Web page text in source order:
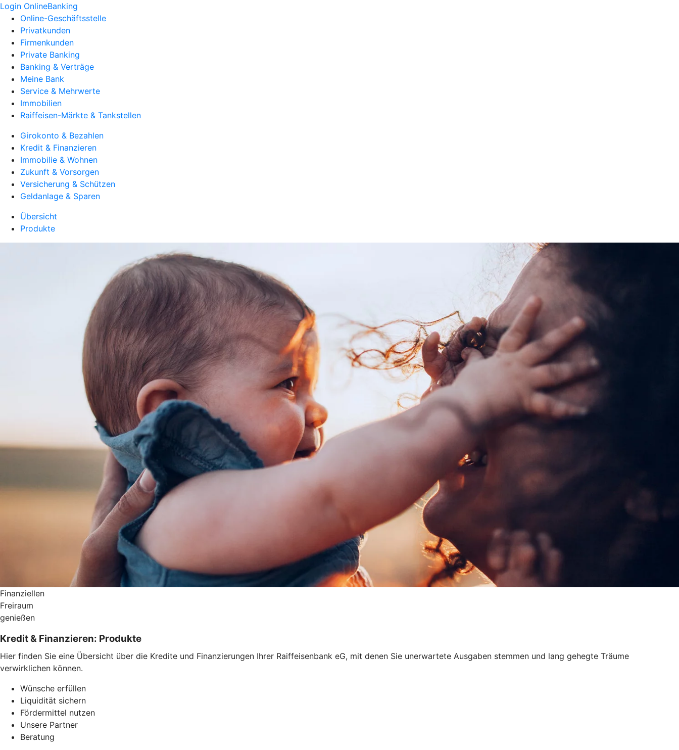
Login OnlineBanking
Online-Geschäftsstelle
Privatkunden
Firmenkunden
Private Banking
Banking & Verträge
Meine Bank
Service & Mehrwerte
Immobilien
Raiffeisen-Märkte & Tankstellen
Girokonto & Bezahlen
Kredit & Finanzieren
Immobilie & Wohnen
Zukunft & Vorsorgen
Versicherung & Schützen
Geldanlage & Sparen
Übersicht
Produkte
Finanziellen
Freiraum
genießen
Kredit & Finanzieren: Produkte
Hier finden Sie eine Übersicht über die Kredite und Finanzierungen Ihrer Raiffeisenbank eG, mit denen Sie unerwartete Ausgaben stemmen und lang gehegte Träume
verwirklichen können.
Wünsche erfüllen
Liquidität sichern
Fördermittel nutzen
Unsere Partner
Beratung